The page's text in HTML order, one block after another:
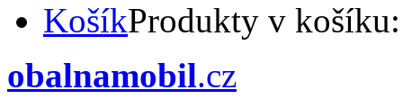
KošíkProdukty v
obalnamobil.cz